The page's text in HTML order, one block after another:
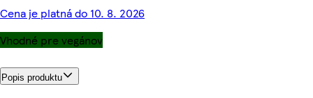
Cena je platná do 10. 8. 2026
Vhodné pre vegánov
Popis produktu